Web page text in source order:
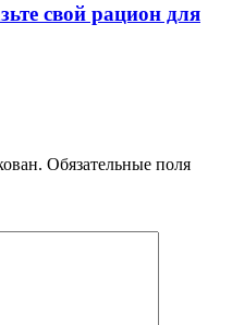
свой рацион для
Обязательные поля